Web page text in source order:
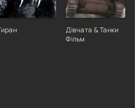
Дівчата & Танки
Фільм